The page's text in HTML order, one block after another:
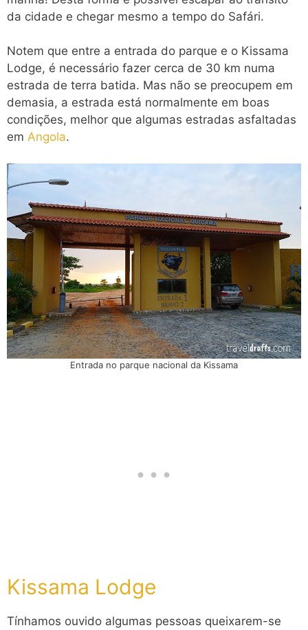
da cidade e chegar mesmo a tempo do Safári.
Notem que entre a entrada do parque e o Kissama
Lodge, é necessário fazer cerca de 30 km numa
estrada de terra batida. Mas não se preocupem em
demasia, a estrada está normalmente em boas
condições, melhor que algumas estradas asfaltadas
em Angola.
Entrada no parque nacional da Kissama
Kissama Lodge
Tínhamos ouvido algumas pessoas queixarem-se